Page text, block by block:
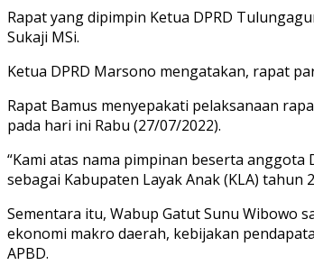
Rapat yang dipimpin Ketua DPRD
Sukaji MSi.
Ketua DPRD Marsono mengatakan, rapat
Rapat Bamus menyepakati pelaksanaan
pada hari ini Rabu (27/07/2022).
“Kami atas nama pimpinan beserta
sebagai Kabupaten Layak Anak (KLA)
Sementara itu, Wabup Gatut Sunu Wibowo
ekonomi makro daerah, kebijakan
APBD.